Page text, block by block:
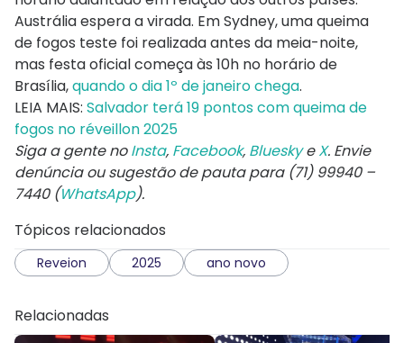
Austrália espera a virada. Em Sydney, uma queima
de fogos teste foi realizada antes da meia-noite,
mas festa oficial começa às 10h no horário de
Brasília,quando o dia 1º de janeiro chega.
LEIA MAIS: Salvador terá 19 pontos com queima de
fogos no réveillon 2025
Siga a gente noInsta, Facebook, BlueskyeX. Envie
denúncia ou sugestão de pauta para (71) 99940 –
7440 (WhatsApp).
Tópicos relacionados
Reveion 2025 ano novo
Relacionadas